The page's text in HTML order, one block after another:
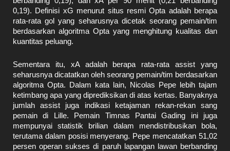
0,19). Definisi xG menurut situs resmi Opta adalah berapa
rata-rata gol yang seharusnya dicetak seorang pemain/tim
berdasarkan algoritma Opta yang menghitung kualitas dan
kuantitas peluang.
Sementara itu, xA adalah berapa rata-rata assist yang
seharusnya dicatatkan oleh seorang pemain/tim berdasarkan
algoritma Opta. Dalam kata lain, Nicolas Pepe lebih tajam
ketimbang apa yang diprediksikan di atas kertas. Banyaknya
jumlah assist juga indikasi ketajaman rekan-rekan sang
pemain di Lille. Pemain Timnas Pantai Gading ini juga
mempunyai statistik brilian dalam mendistribusikan bola,
terutama dalam posisi menyerang. Pepe mencatatkan 51,02
persen operan sukses di paruh lapangan lawan berbanding